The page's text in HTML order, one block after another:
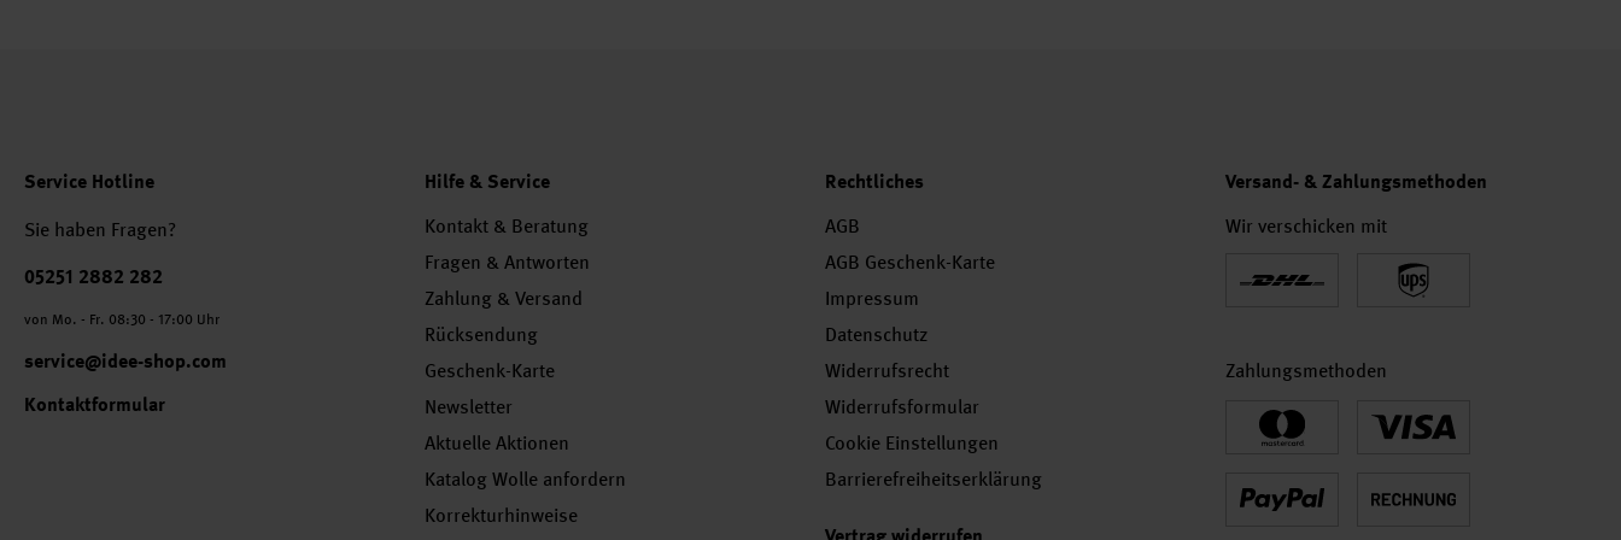
Service Hotline
Sie haben Fragen?
Telefonnummer
05251 2882 282
von Mo. - Fr. 08:30 - 17:00 Uhr
service@idee-shop.com
Kontaktformular
Hilfe & Service
Kontakt & Beratung
Fragen & Antworten
Zahlung & Versand
Rücksendung
Geschenk-Karte
Newsletter
Aktuelle Aktionen
Katalog Wolle anfordern
Korrekturhinweise
Rechtliches
AGB
AGB Geschenk-Karte
Impressum
Datenschutz
Widerrufsrecht
Widerrufsformular
Cookie Einstellungen
Barrierefreiheitserklärung
Versand- & Zahlungsmethoden
Wir verschicken mit
Zahlungsmethoden